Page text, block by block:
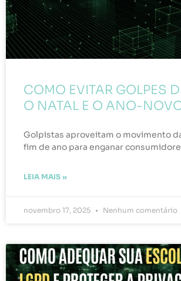
COMO EVITAR GOLPES
O NATAL E O ANO-
Golpistas aproveitam o movimento
fim de ano para enganar
LEIA MAIS »
novembro 17, 2025 Nenhum comentário